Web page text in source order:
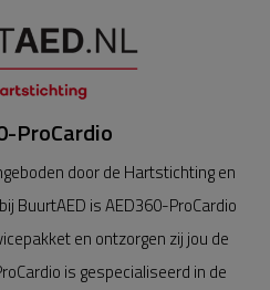
ProCardio
door de Hartstichting en
BuurtAED is AED360-ProCardio
en ontzorgen zij jou de
is gespecialiseerd in de